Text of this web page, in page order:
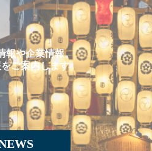
報や企業情報。
ご案内します。